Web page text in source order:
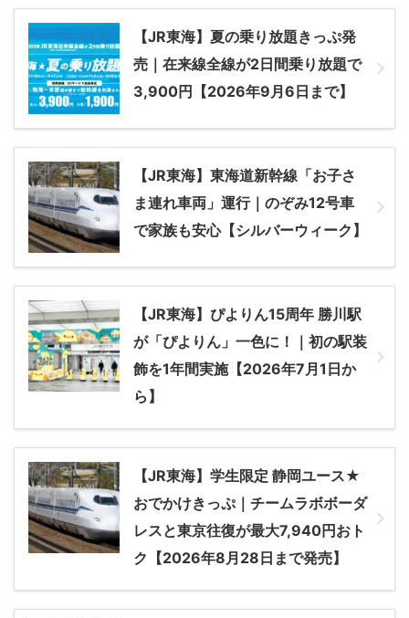
【JR東海】夏の乗り放題きっぷ発
売｜在来線全線が2日間乗り放題で
3,900円【2026年9月6日まで】
【JR東海】東海道新幹線「お子さ
ま連れ車両」運行｜のぞみ12号車
で家族も安心【シルバーウィーク】
【JR東海】ぴよりん15周年 勝川駅
が「ぴよりん」一色に！｜初の駅装
飾を1年間実施【2026年7月1日か
ら】
【JR東海】学生限定 静岡ユース★
おでかけきっぷ｜チームラボボーダ
レスと東京往復が最大7,940円おト
ク【2026年8月28日まで発売】